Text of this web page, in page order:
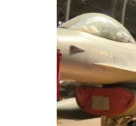
Partager l'article
Facebook
TwitterWhatsApp
Share
04 décembre 2019- 18h39
Circulation
Mobilité